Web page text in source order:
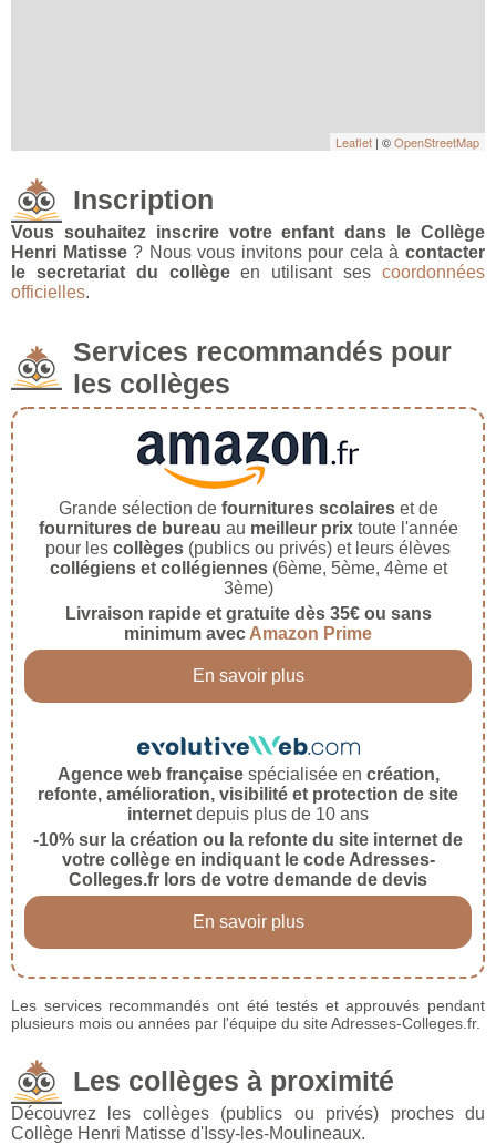
Leaflet | ©OpenStreetMap
Inscription
Vous souhaitez inscrire votre enfant dans le Collège
Henri Matisse? Nous vous invitons pour cela àcontacter
le secretariat du collègeen utilisant sescoordonnées
officielles.
Services recommandés pour
les collèges
Grande sélection de fournitures scolaireset de
fournitures de bureau au meilleur prixtoute l'année
pour les collèges (publics ou privés) et leurs élèves
collégiens et collégiennes(6ème, 5ème, 4ème et
3ème)
Livraison rapide et gratuite dès 35€ ou sans
minimum avec Amazon Prime
En savoir plus
Agence web françaisespécialisée en création,
refonte, amélioration, visibilité et protection de site
internet depuis plus de 10 ans
-10% sur la création ou la refonte du site internet de
votre collège en indiquant le code Adresses-
Colleges.fr lors de votre demande de devis
En savoir plus
Les services recommandés ont été testés et approuvés pendant
plusieurs mois ou années par l'équipe du site Adresses-Colleges.fr.
Les collèges à proximité
Découvrez les collèges (publics ou privés) proches du
Collège Henri Matisse d'Issy-les-Moulineaux.